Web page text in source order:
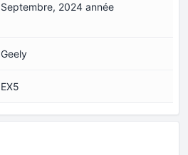
Septembre, 2024 année
Geely
EX5